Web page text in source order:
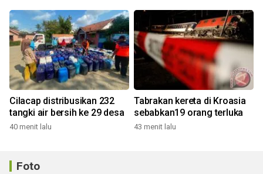
Cilacap distribusikan 232
tangki air bersih ke 29 desa
40 menit lalu
Tabrakan kereta di Kroasia
sebabkan19 orang terluka
43 menit lalu
Foto